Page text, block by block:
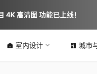
室内设计 城市
4K 高清图 功能已上线！